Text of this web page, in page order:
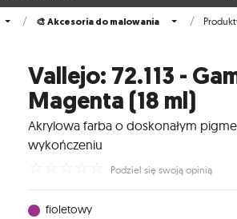
🎨 Akcesoria do malowania
Vallejo: 72.113 -
Magenta (18 ml)
Akrylowa farba o doskonałym
wykończeniu
Podziel się swoją opinią
fioletowy